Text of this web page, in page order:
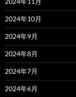
2024年10月
2024年9月
2024年8月
2024年7月
2024年6月